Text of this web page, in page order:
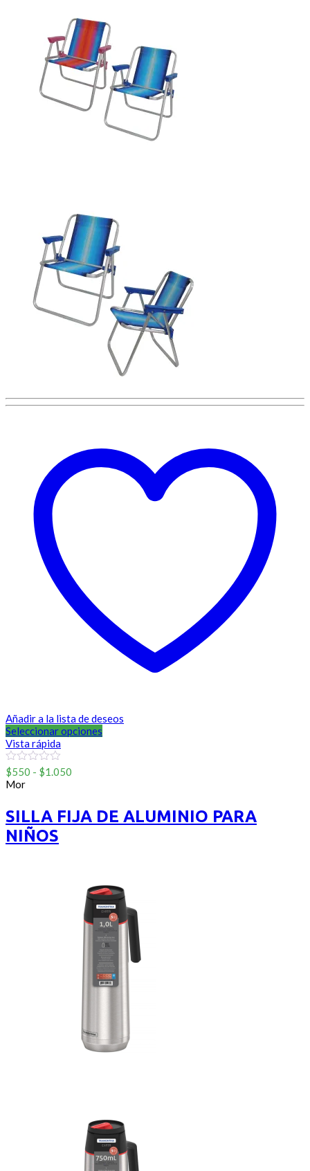
Añadir a la lista de deseos
Seleccionar opciones
Vista rápida
0
out
of
$550 - $1.050
desde
$550
Mor
SILLA FIJA DE ALUMINIO PARA
NIÑOS